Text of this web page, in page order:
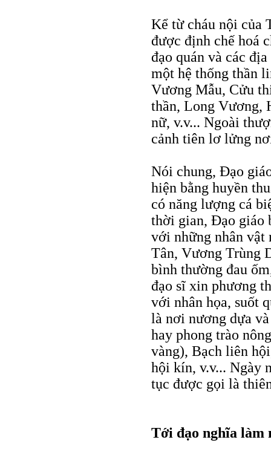
Kể từ cháu nội của
được định chế hoá
đạo quán và các
một hệ thống thần
Vương Mẫu, Cửu
thần, Long Vương,
nữ, v.v... Ngoài
cảnh tiên lơ lửng
Nói chung, Ðạo
hiện bằng huyền
có năng lượng cá
thời gian, Ðạo giáo
với những nhân
Tân, Vương Trùng
bình thường đau
đạo sĩ xin phương
với nhân họa, suốt
là nơi nương dựa
hay phong trào
vàng), Bạch liên
hội kín, v.v... Ngày
tục được gọi là
Tới đạo nghĩa làm